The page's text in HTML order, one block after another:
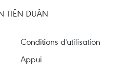
TIÊN DUÂN
Conditions d'utilisation
Appui